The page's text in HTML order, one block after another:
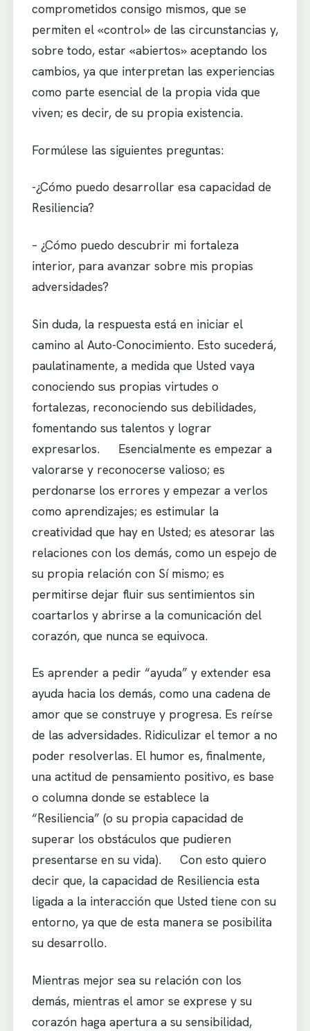
comprometidos consigo mismos, que se
permiten el «control» de las circunstancias y,
sobre todo, estar «abiertos» aceptando los
cambios, ya que interpretan las experiencias
como parte esencial de la propia vida que
viven; es decir, de su propia existencia.
Formúlese las siguientes preguntas:
-¿Cómo puedo desarrollar esa capacidad de
Resiliencia?
– ¿Cómo puedo descubrir mi fortaleza
interior, para avanzar sobre mis propias
adversidades?
Sin duda, la respuesta está en iniciar el
camino al Auto-Conocimiento. Esto sucederá,
paulatinamente, a medida que Usted vaya
conociendo sus propias virtudes o
fortalezas, reconociendo sus debilidades,
fomentando sus talentos y lograr
expresarlos. Esencialmente es empezar a
valorarse y reconocerse valioso; es
perdonarse los errores y empezar a verlos
como aprendizajes; es estimular la
creatividad que hay en Usted; es atesorar las
relaciones con los demás, como un espejo de
su propia relación con Sí mismo; es
permitirse dejar fluir sus sentimientos sin
coartarlos y abrirse a la comunicación del
corazón, que nunca se equivoca.
Es aprender a pedir “ayuda” y extender esa
ayuda hacia los demás, como una cadena de
amor que se construye y progresa. Es reírse
de las adversidades. Ridiculizar el temor a no
poder resolverlas. El humor es, finalmente,
una actitud de pensamiento positivo, es base
o columna donde se establece la
“Resiliencia” (o su propia capacidad de
superar los obstáculos que pudieren
presentarse en su vida). Con esto quiero
decir que, la capacidad de Resiliencia esta
ligada a la interacción que Usted tiene con su
entorno, ya que de esta manera se posibilita
su desarrollo.
Mientras mejor sea su relación con los
demás, mientras el amor se exprese y su
corazón haga apertura a su sensibilidad,